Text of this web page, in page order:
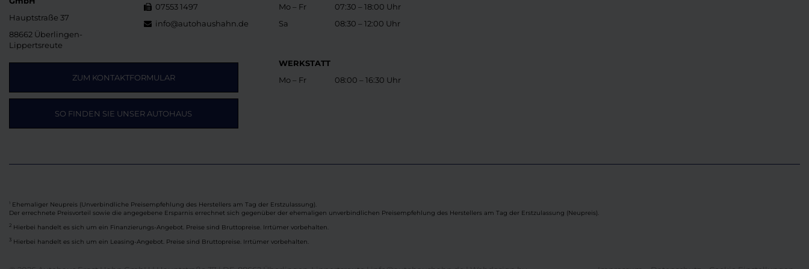
Hauptstraße 37
88662 Überlingen-
Lippertsreute
07553 1497
info@autohaushahn.de
ZUM KONTAKTFORMULAR
SO FINDEN SIE UNSER AUTOHAUS
Mo – Fr
Sa
07:30 – 18:00 Uhr
08:30 – 12:00 Uhr
WERKSTATT
Mo – Fr
08:00 – 16:30 Uhr
Ehemaliger Neupreis (Unverbindliche Preisempfehlung des Herstellers am Tag der Erstzulassung).
Der errechnete Preisvorteil sowie die angegebene Ersparnis errechnet sich gegenüber der ehemaligen unverbindlichen Preisempfehlung des Herstellers am Tag der Erstzulassung (Neupreis).
2 Hierbei handelt es sich um ein Finanzierungs-Angebot. Preise sind Bruttopreise. Irrtümer vorbehalten.
3 Hierbei handelt es sich um ein Leasing-Angebot. Preise sind Bruttopreise. Irrtümer vorbehalten.